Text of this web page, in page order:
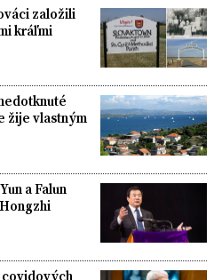
založili
kráľmi
žije vlastným
a Falun
covidových